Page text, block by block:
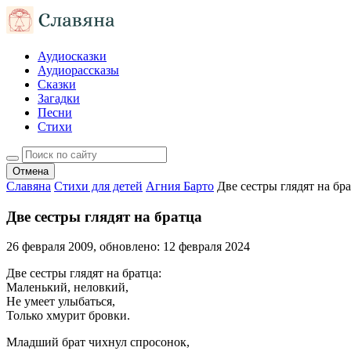
Аудиосказки
Аудиорассказы
Сказки
Загадки
Песни
Стихи
Отмена
Славяна Стихи для детей Агния Барто Две сестры глядят на
Две сестры глядят на братца
26 февраля 2009, обновлено: 12 февраля 2024
Две сестры глядят на братца:
Маленький, неловкий,
Не умеет улыбаться,
Только хмурит бровки.
Младший брат чихнул спросонок,